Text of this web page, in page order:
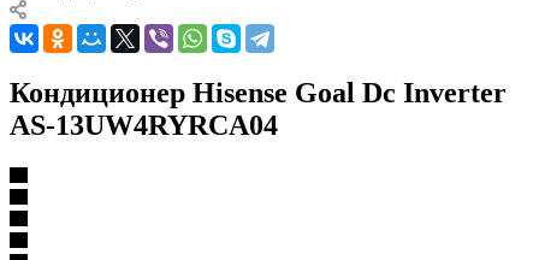
Кондиционер Hisense Goal Dc Inverter
AS-13UW4RYRCA04